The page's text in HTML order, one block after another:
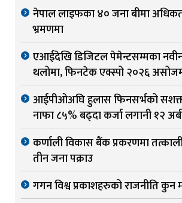
नेपाल लाइफका ४० जना बीमा
भ्रमणमा
एआईदेखि डिजिटल पेमेन्टसम्मका
थलोमा, फिनटेक एक्स्पो २०२६
आईपीओअघि हुलास फिनसर्भको सशक्त
नाफा ८५% बढ्दा कर्जा लगानी १२
कर्णाली विकास बैंक प्रकरणमा
तीन जना पक्राउ
गगन विश्व प्रकाशहरुको राजनीति कुन